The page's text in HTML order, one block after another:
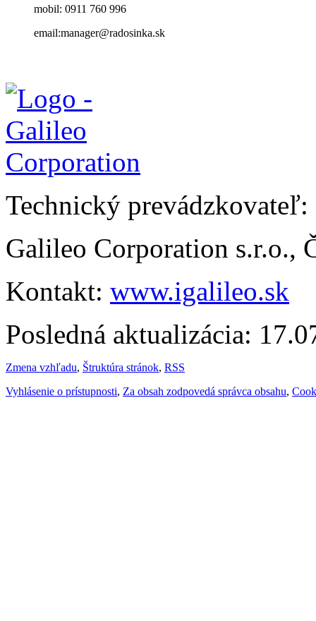
mobil: 0911 760 996
email:manager@radosinka.sk
Technický prevádzkovateľ:
Galileo Corporation s.r.o.,
Kontakt: www.igalileo.sk
Posledná aktualizácia:
Zmena vzhľadu, Štruktúra stránok, RSS
Vyhlásenie o prístupnosti, Za obsah zodpovedá správca obsahu,